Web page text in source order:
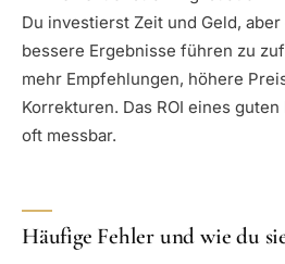
Du investierst Zeit und Geld,
bessere Ergebnisse führen zu
mehr Empfehlungen, höhere
Korrekturen. Das ROI eines
oft messbar.
Häufige Fehler und wie du